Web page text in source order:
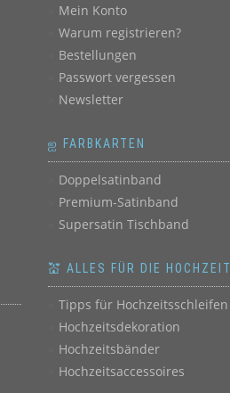
Mein Konto
Warum registrieren?
Bestellungen
Passwort vergessen
Newsletter
ஐ FARBKARTEN
Doppelsatinband
Premium-Satinband
Supersatin Tischband
💒 ALLES FÜR DIE HOCHZEIT
Tipps für Hochzeitsschleifen
Hochzeitsdekoration
Hochzeitsbänder
Hochzeitsaccessoires